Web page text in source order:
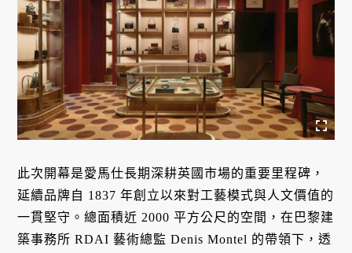
此次開幕是愛馬仕長期深耕英國市場的重要里程碑，
延續品牌自 1837 年創立以來對工藝模式與人文價值的
一貫堅守。總面積近 2000 平方公尺的空間，在巴黎建
築事務所 RDAI 藝術總監 Denis Montel 的帶領下，透